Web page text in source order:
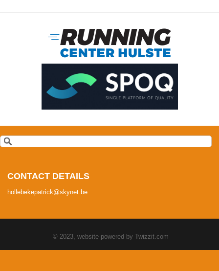
CONTACT DETAILS
hollebekepatrick@skynet.be
© 2023, website powered by Twizzit.com